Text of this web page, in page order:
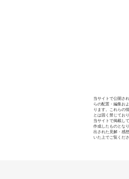
当サイトで公開さ
らの配置・編集お
ります。これらの
とは固く禁じており
当サイトで掲載し
作成したものとな
出された見解・感
いた上でご覧くださ